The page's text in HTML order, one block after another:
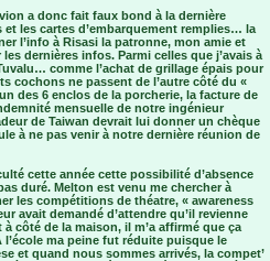
a donc fait faux bond à la dernière
les cartes d’embarquement remplies… la
l’info à Risasi la patronne, mon amie et
dernières infos. Parmi celles que j’avais à
comme l’achat de grillage épais pour
cochons ne passent de l’autre côté du «
des 6 enclos de la porcherie, la facture de
mensuelle de notre ingénieur
de Taiwan devrait lui donner un chèque
à ne pas venir à notre dernière réunion de
cette année cette possibilité d’absence
duré. Melton est venu me chercher à
les compétitions de théatre, « awareness
avait demandé d’attendre qu’il revienne
côté de la maison, il m’a affirmé que ça
l’école ma peine fut réduite puisque le
et quand nous sommes arrivés, la compet’